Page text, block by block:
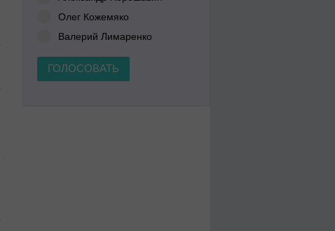
Олег Кожемяко
Валерий Лимаренко
ГОЛОСОВАТЬ